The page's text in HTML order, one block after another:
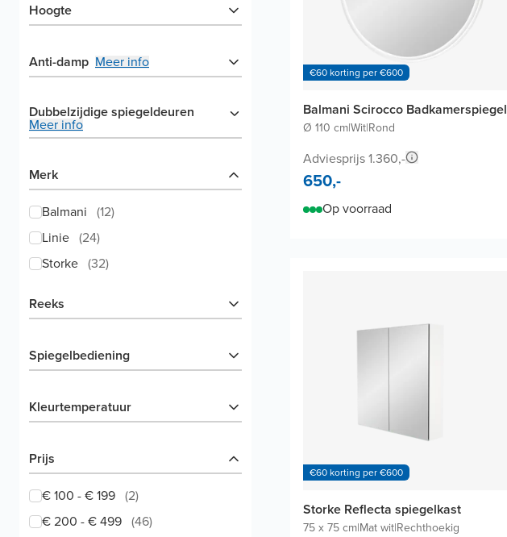
Hoogte
Anti-damp Meer info
Dubbelzijdige spiegeldeuren
Meer info
Merk
Balmani (12)
Linie (24)
Storke (32)
Reeks
Spiegelbediening
Kleurtemperatuur
Prijs
€ 100 - € 199 (2)
€ 200 - € 499 (46)
€60 korting per €600
Balmani Scirocco Badkamerspiegel
Ø 110 cm|Wit|Rond
Adviesprijs 1.360,-
650,-
Op voorraad
€60 korting per €600
Storke Reflecta spiegelkast
75 x 75 cm|Mat wit|Rechthoekig